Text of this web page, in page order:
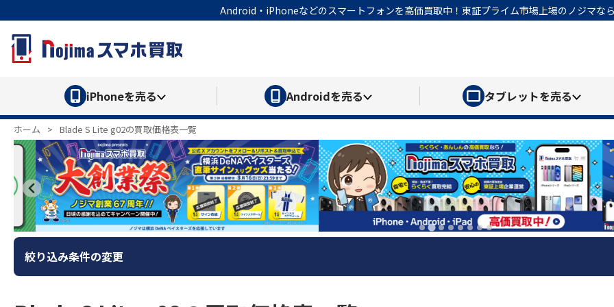
Android・iPhoneなどのスマートフォンを高価買取中！東証プライム市場上場のノジマな
iPhoneを売る Androidを売る タブレットを売る
ホーム > Blade S Lite g02の買取価格表一覧
絞り込み条件の変更